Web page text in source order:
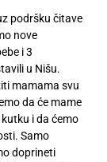
podršku čitave
nove
i 3
u Nišu.
mamama svu
da će mame
i da ćemo
Samo
doprineti